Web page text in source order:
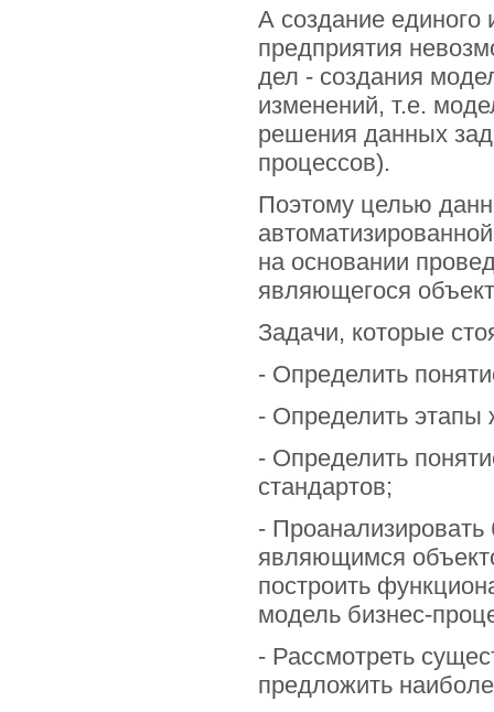
А создание единого
предприятия
дел - создания
изменений, т.е.
решения данных
процессов).
Поэтому целью
на основании
являющегося
Задачи, которые
- Определить
- Определить этапы
- Определить
стандартов;
-
являющимся
построить
модель бизнес-
- Рассмотреть
предложить